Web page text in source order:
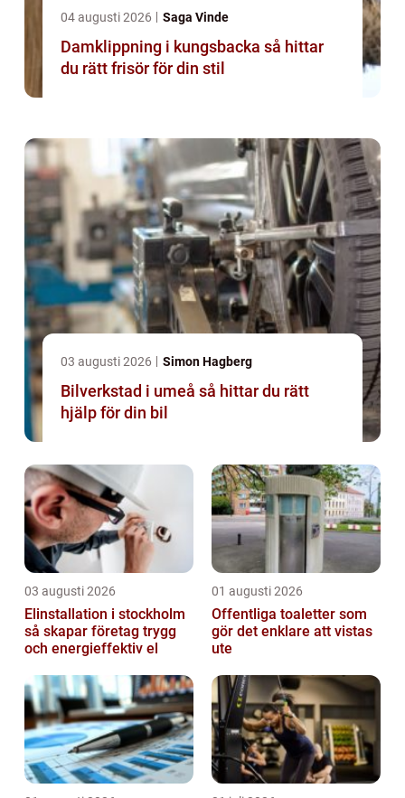
04 augusti 2026 Saga Vinde
Damklippning i kungsbacka så hittar
du rätt frisör för din stil
03 augusti 2026 Simon Hagberg
Bilverkstad i umeå så hittar du rätt
hjälp för din bil
03 augusti 2026
Elinstallation i stockholm
så skapar företag trygg
och energieffektiv el
01 augusti 2026
Offentliga toaletter som
gör det enklare att vistas
ute